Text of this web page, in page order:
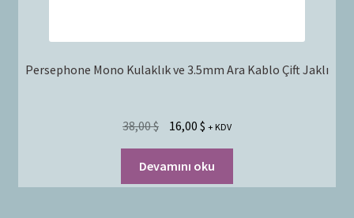
Persephone Mono Kulaklık ve 3.5mm Ara Kablo Çift Jaklı
38,00$ 16,00 $ + KDV
Devamını oku